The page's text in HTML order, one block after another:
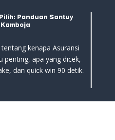
Panduan Santuy
kenapa Asuransi
penting, apa yang dicek,
dan quick win 90 detik.